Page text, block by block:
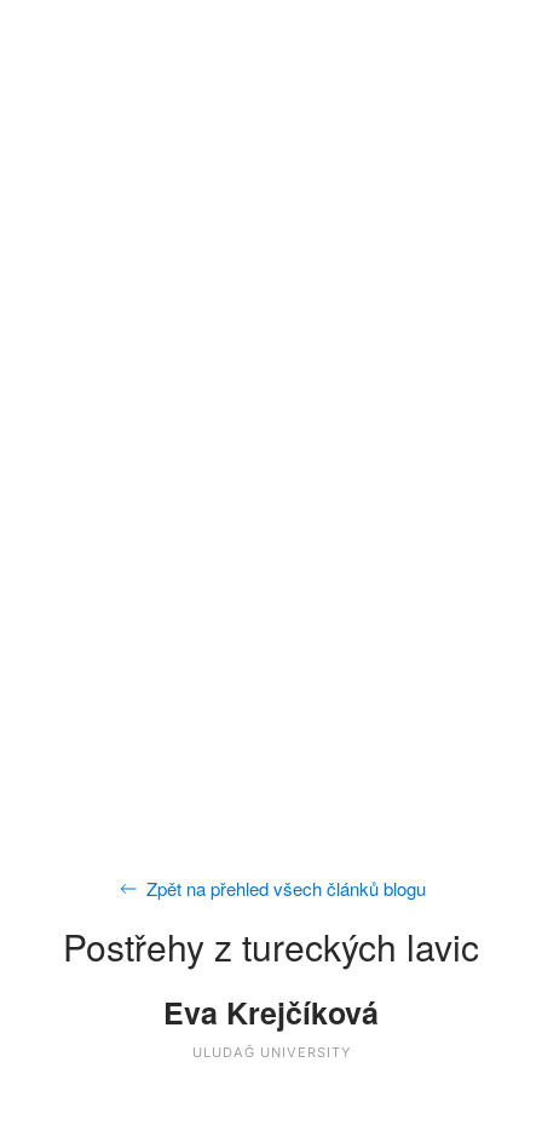
Zpět na přehled všech článků blogu
Postřehy z tureckých lavic
Eva Krejčíková
ULUDAĞ UNIVERSITY